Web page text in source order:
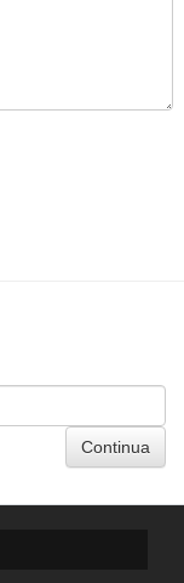
Continua